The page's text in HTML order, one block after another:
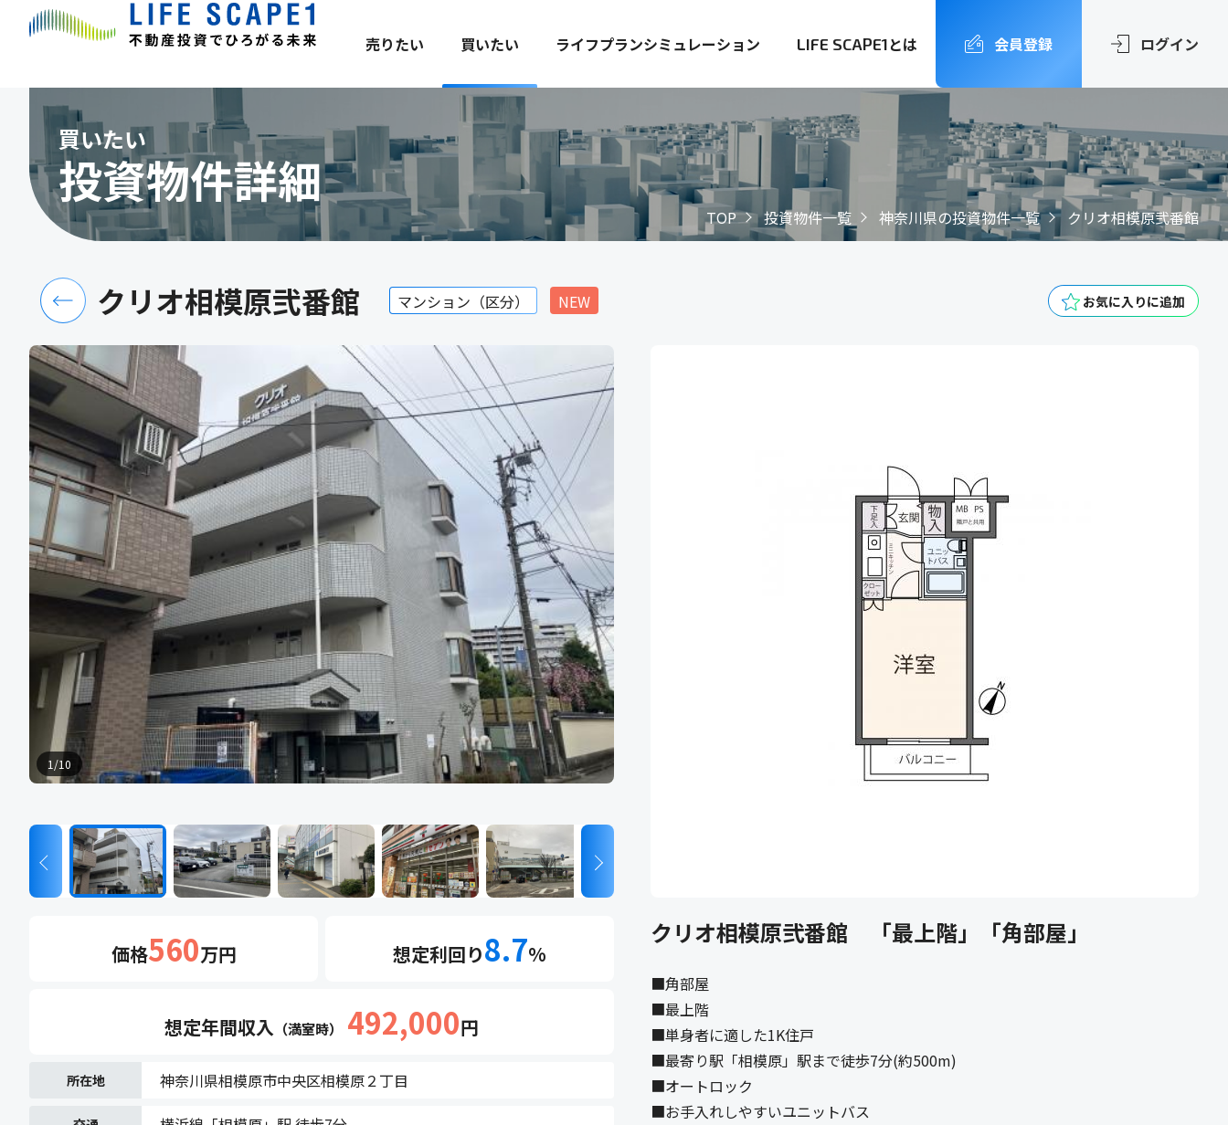
売りたい 買いたい ライフプランシミュレーション LIFE SCAPE1とは 会員登録 ログイン
買いたい
投資物件詳細
TOP 投資物件一覧 神奈川県の投資物件一覧 クリオ相模原弐番館
クリオ相模原弐番館 マンション（区分） NEW お気に入りに追加
1 /10
Next
価格560万円 想定利回り8.7%
想定年間収入 （満室時） 492,000円
所在地 神奈川県相模原市中央区相模原２丁目
クリオ相模原弐番館 「最上階」「角部屋」
■角部屋
■最上階
■単身者に適した1K住戸
■最寄り駅「相模原」駅まで徒歩7分(約500m)
■オートロック
■お手入れしやすいユニットバス